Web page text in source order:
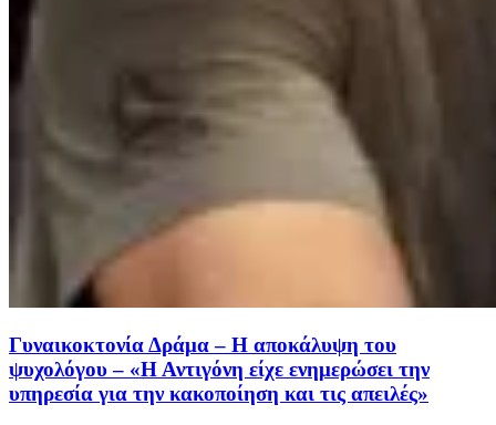
Γυναικοκτονία Δράμα – Η αποκάλυψη του
ψυχολόγου – «Η Αντιγόνη είχε ενημερώσει την
υπηρεσία για την κακοποίηση και τις απειλές»